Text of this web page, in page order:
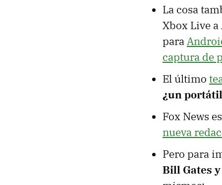
La cosa
Xbox Live
para
captura de
El último
¿un
Fox News
nueva
Pero para
Bill Gates